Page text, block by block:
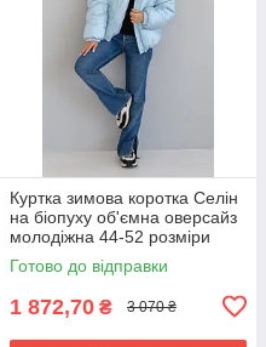
Куртка зимова коротка Селін
на біопуху об'ємна оверсайз
молодіжна 44-52 розміри
блакитна
Готово до відправки
1 872,70 ₴ 3 070 ₴